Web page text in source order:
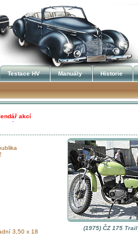
(1975) ČZ 175
3,50 x 18
Testace HV Manuály Historie
akcí